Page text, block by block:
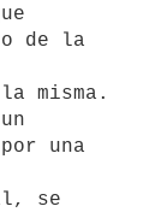
de la
misma.
una
se